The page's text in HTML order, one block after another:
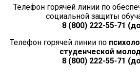
Телефон горячей линии по
социальной защиты
8 (800) 222-55-71
Телефон горячей линии по
студенческой
8 (800) 222-55-71